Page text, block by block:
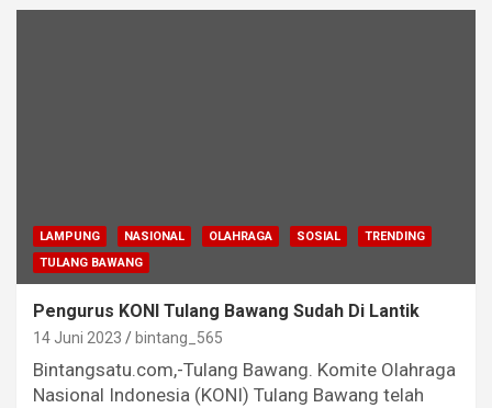
LAMPUNG NASIONAL OLAHRAGA SOSIAL
TRENDING
TULANG BAWANG
Pengurus KONI Tulang Bawang Sudah Di Lantik
14 Juni 2023 bintang_565
Bintangsatu.com,-Tulang Bawang. Komite Olahraga
Nasional Indonesia (KONI) Tulang Bawang telah